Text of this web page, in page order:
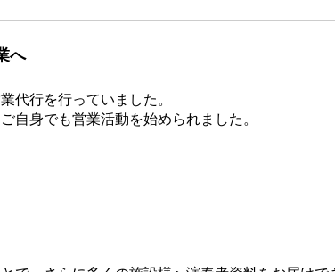
へ
代行を行っていました。
自身でも営業活動を始められました。